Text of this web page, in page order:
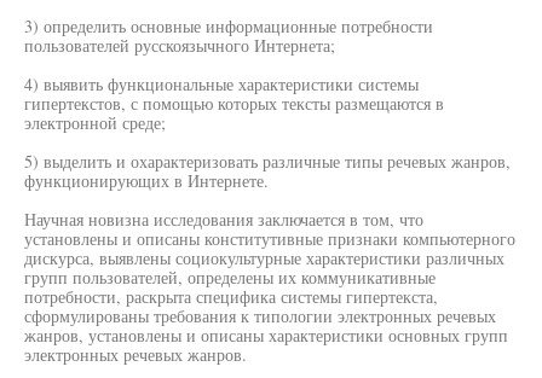
3) определить основные информационные потребности
пользователей русскоязычного Интернета;
4) выявить функциональные характеристики системы
гипертекстов, с помощью которых тексты размещаются в
электронной среде;
5) выделить и охарактеризовать различные типы речевых жанров,
функционирующих в Интернете.
Научная новизна исследования заключается в том, что
установлены и описаны конститутивные признаки компьютерного
дискурса, выявлены социокультурные характеристики различных
групп пользователей, определены их коммуникативные
потребности, раскрыта специфика системы гипертекста,
сформулированы требования к типологии электронных речевых
жанров, установлены и описаны характеристики основных групп
электронных речевых жанров.